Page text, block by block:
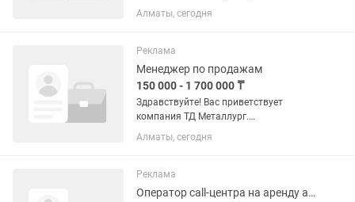
посетителей по вопросам, касающимся
оказываемых услуг, продажа
телефонные звонки, увеличение и
ведение...
Алматы, сегодня
Реклама
Менеджер по продажам
150 000 - 1 700 000 ₸
Здравствуйте! Вас приветствует
компания ТД Металлург.
Фиксированный оклад 150.000 тг/мес
Щедрые проценты от прибыли от 25-
Также при выполнении турбо планов...
Алматы, сегодня
Реклама
Оператор call-центра на аренду авто